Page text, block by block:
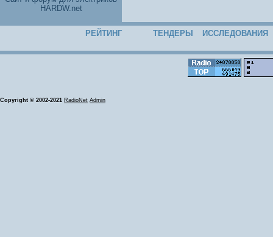
HARDW.net
РЕЙТИНГ ТЕНДЕРЫ ИССЛЕДОВАНИЯ
Copyright © 2002-2021 RadioNet Admin